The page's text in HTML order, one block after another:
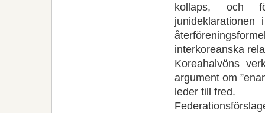
kollaps, och
interkoreanska
Koreahalvöns
argument om
leder till fred.